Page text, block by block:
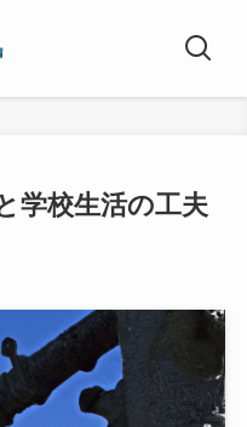
学校生活の工夫